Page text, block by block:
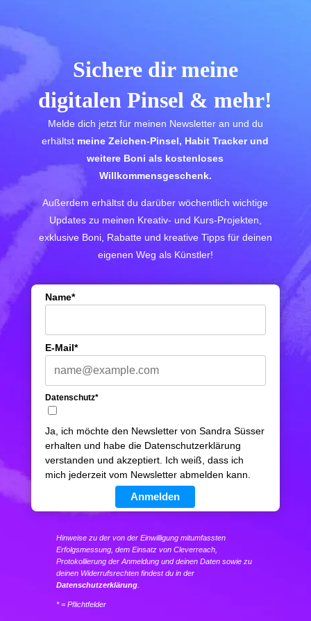
Sichere dir meine
digitalen Pinsel & mehr!
Melde dich jetzt für meinen Newsletter an und du
erhältst meine Zeichen-Pinsel, Habit Tracker und
weitere Boni als kostenloses
Willkommensgeschenk.
Außerdem erhältst du darüber wöchentlich wichtige
Updates zu meinen Kreativ- und Kurs-Projekten,
exklusive Boni, Rabatte und kreative Tipps für deinen
eigenen Weg als Künstler!
Name*
E-Mail*
Datenschutz*
Ja, ich möchte den Newsletter von Sandra Süsser
erhalten und habe die Datenschutzerklärung
verstanden und akzeptiert. Ich weiß, dass ich
mich jederzeit vom Newsletter abmelden kann.
Anmelden
Hinweise zu der von der Einwilligung mitumfassten
Erfolgsmessung, dem Einsatz von Cleverreach,
Protokollierung der Anmeldung und deinen Daten sowie zu
deinen Widerrufsrechten findest du in der
Datenschutzerklärung.
* = Pflichtfelder